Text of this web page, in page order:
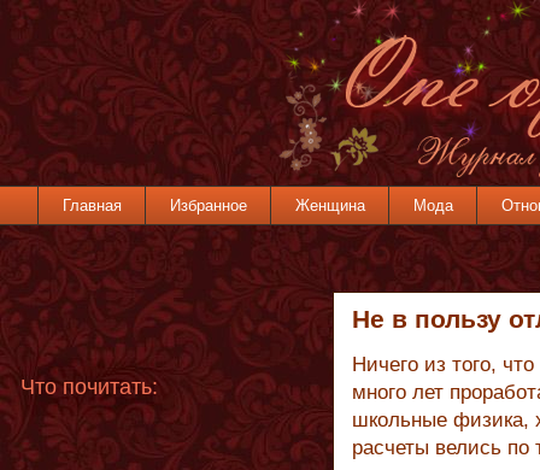
Главная Избранное Женщина Мода
Не в пользу
Ничего из того,
много лет
школьные физика,
расчеты велись
Что почитать: